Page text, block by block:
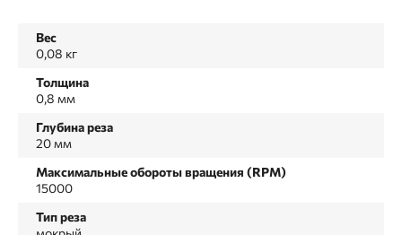
Вес
0,08 кг
Толщина
0,8 мм
Глубина реза
20 мм
Максимальные обороты вращения (RPM)
15000
Тип реза